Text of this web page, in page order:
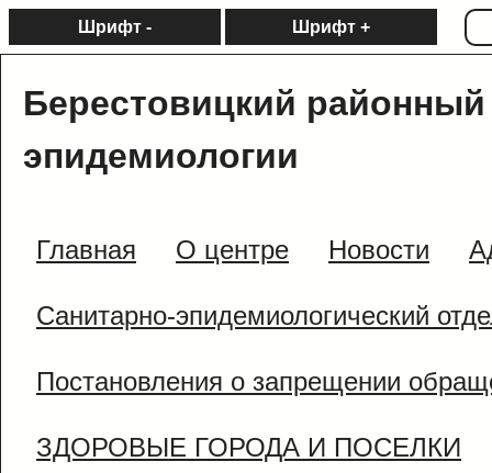
Шрифт - Шрифт +
Берестовицкий районный
эпидемиологии
Главная О центре Новости
Санитарно-эпидемиологический
Постановления о запрещении
ЗДОРОВЫЕ ГОРОДА И ПОСЕЛКИ